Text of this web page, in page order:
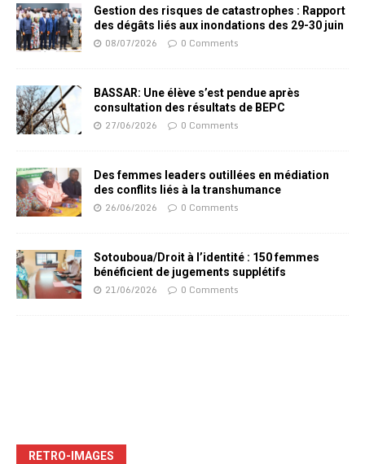
Gestion des risques de catastrophes : Rapport
des dégâts liés aux inondations des 29-30 juin
08/07/2026 0 Comments
BASSAR: Une élève s’est pendue après
consultation des résultats de BEPC
27/06/2026 0 Comments
Des femmes leaders outillées en médiation
des conflits liés à la transhumance
26/06/2026 0 Comments
Sotouboua/Droit à l’identité : 150 femmes
bénéficient de jugements supplétifs
21/06/2026 0 Comments
RETRO-IMAGES